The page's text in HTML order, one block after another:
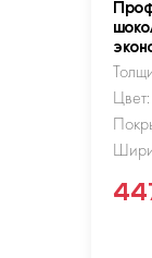
Цвет: